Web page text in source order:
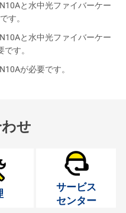
と水中光ファイバーケー
す。
と水中光ファイバーケー
す。
が必要です。
せ
サービス
センター